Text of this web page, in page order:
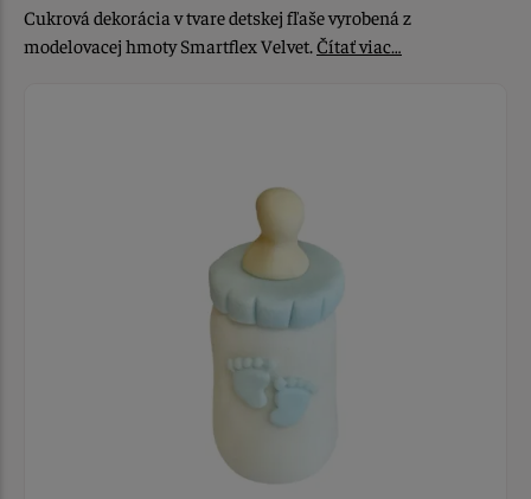
Cukrová dekorácia v tvare detskej fľaše vyrobená z
modelovacej hmoty Smartflex Velvet.Čítať viac…